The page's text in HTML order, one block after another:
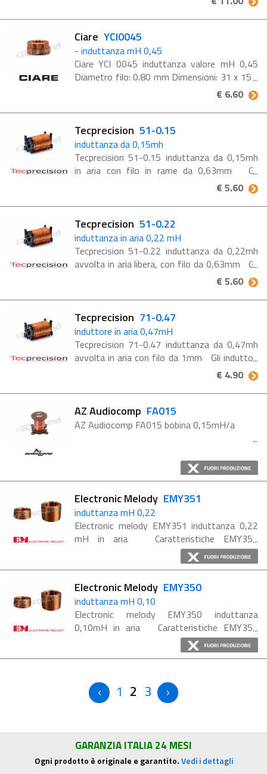
Ciare YCI0045
- induttanza mH 0,45
Ciare YCI 0045 induttanza valore mH 0,45
Diametro filo: 0.80 mm Dimensioni: 31 x 15 x
€ 6.60
Tecprecision 51-0.15
induttanza da 0,15mh
Tecprecision 51-0.15 induttanza da 0,15mh
in aria con filo in rame da 0,63mm Gli
induttori Tec Precision vengono realizzati a
mano utilizzando rame di ottima qualità e con
diametri ...
€ 5.60
Tecprecision 51-0.22
induttanza in aria 0,22 mH
Tecprecision 51-0.22 induttanza da 0,22mh
avvolta in aria libera, con filo da 0,63mm Gli
induttori Tec Precision vengono realizzati a
mano utilizzando rame di ottima qualità e con
diametri ...
€ 5.60
Tecprecision 71-0.47
induttore in aria 0,47mH
Tecprecision 71-0.47 induttanza da 0,47mh
avvolta in aria con filo da 1mm Gli induttori
Tec Precision vengono realizzati a mano
utilizzando rame di ottima qualità e con
diametri adeguatamente ...
€ 4.90
AZ Audiocomp FA015
AZ Audiocomp FA015 bobina 0,15mH/a
Electronic Melody EMY351
induttanza mH 0,22
Electronic melody EMY351 induttanza 0,22
mH in aria Caratteristiche EMY351
Diametro filo: 0.80 mm Dimensioni: 33 x 20 x
Electronic Melody EMY350
induttanza mH 0,10
Electronic melody EMY350 induttanza
0,10mH in aria Caratteristiche EMY350
Diametro filo: 0.80 mm Dimensioni: 26 x 9 x 8
1 2 3
GARANZIA ITALIA 24 MESI
Ogni prodotto è originale e garantito.Vedi i dettagli